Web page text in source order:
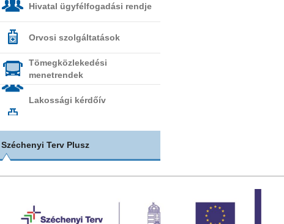
Hivatal ügyfélfogadási rendje
Orvosi szolgáltatások
Tömegközlekedési
menetrendek
Lakossági kérdőív
Széchenyi Terv Plusz